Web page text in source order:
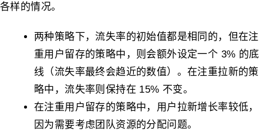
各样的情况。
两种策略下，流失率的初始值都是相同的，但在注
重用户留存的策略中，则会额外设定一个 3% 的底
线（流失率最终会趋近的数值）。在注重拉新的策
略中，流失率则保持在 15% 不变。
在注重用户留存的策略中，用户拉新增长率较低，
因为需要考虑团队资源的分配问题。